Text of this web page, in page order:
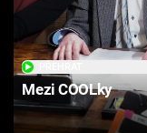
Mezi COOLky